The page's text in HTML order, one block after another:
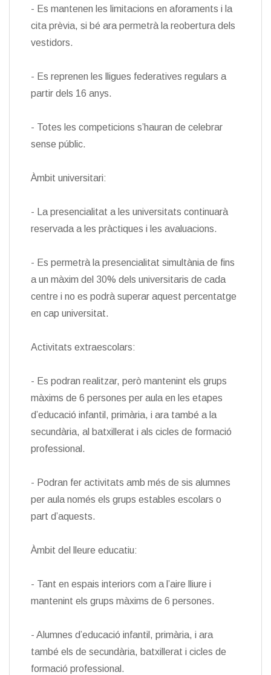
- Es mantenen les limitacions en aforaments i la
cita prèvia, si bé ara permetrà la reobertura dels
vestidors.
- Es reprenen les lligues federatives regulars a
partir dels 16 anys.
- Totes les competicions s’hauran de celebrar
sense públic.
Àmbit universitari:
- La presencialitat a les universitats continuarà
reservada a les pràctiques i les avaluacions.
- Es permetrà la presencialitat simultània de fins
a un màxim del 30% dels universitaris de cada
centre i no es podrà superar aquest percentatge
en cap universitat.
Activitats extraescolars:
- Es podran realitzar, però mantenint els grups
màxims de 6 persones per aula en les etapes
d’educació infantil, primària, i ara també a la
secundària, al batxillerat i als cicles de formació
professional.
- Podran fer activitats amb més de sis alumnes
per aula només els grups estables escolars o
part d’aquests.
Àmbit del lleure educatiu:
- Tant en espais interiors com a l’aire lliure i
mantenint els grups màxims de 6 persones.
- Alumnes d’educació infantil, primària, i ara
també els de secundària, batxillerat i cicles de
formació professional.